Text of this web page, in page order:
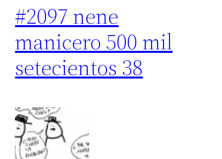
#2097 nene
manicero 500 mil
setecientos 38